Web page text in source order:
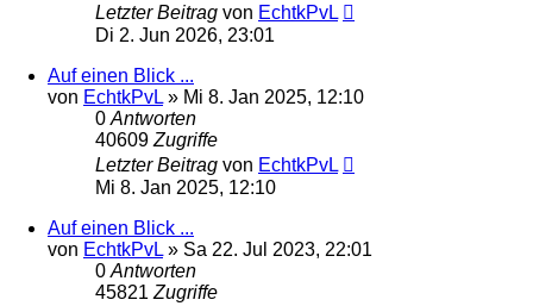
Letzter Beitrag von EchtkPvL
Di 2. Jun 2026, 23:01
Auf einen Blick ...
von EchtkPvL » Mi 8. Jan 2025, 12:10
0 Antworten
40609 Zugriffe
Letzter Beitrag von EchtkPvL
Mi 8. Jan 2025, 12:10
Auf einen Blick ...
von EchtkPvL » Sa 22. Jul 2023, 22:01
0 Antworten
45821 Zugriffe